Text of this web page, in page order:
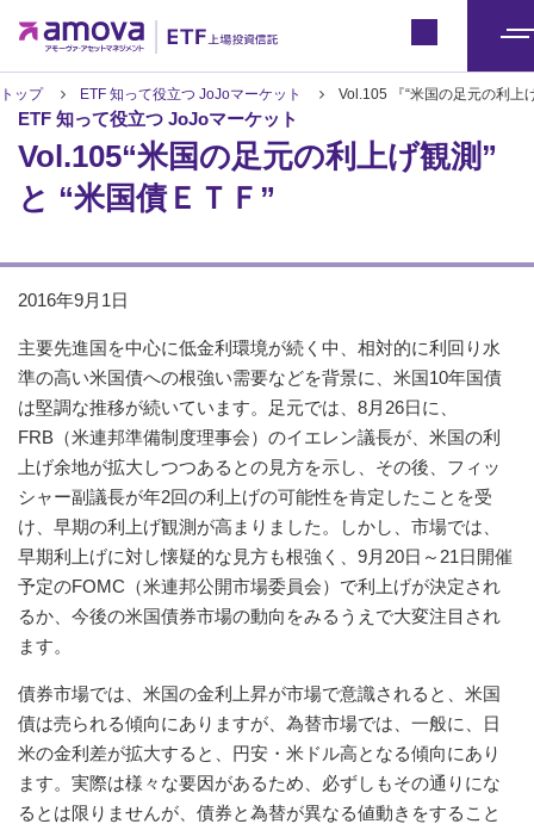
ETFトップ
ニ
トップ ETF 知って役立つ JoJoマーケット Vol.105 『“米国の足元の利上
ETF 知って役立つ JoJoマーケット
Vol.105“米国の足元の利上げ観測”
と “米国債ＥＴＦ”
2016年9月1日
主要先進国を中心に低金利環境が続く中、相対的に利回り水
準の高い米国債への根強い需要などを背景に、米国10年国債
は堅調な推移が続いています。足元では、8月26日に、
FRB（米連邦準備制度理事会）のイエレン議長が、米国の利
上げ余地が拡大しつつあるとの見方を示し、その後、フィッ
シャー副議長が年2回の利上げの可能性を肯定したことを受
け、早期の利上げ観測が高まりました。しかし、市場では、
早期利上げに対し懐疑的な見方も根強く、9月20日～21日開催
予定のFOMC（米連邦公開市場委員会）で利上げが決定され
るか、今後の米国債券市場の動向をみるうえで大変注目され
ます。
債券市場では、米国の金利上昇が市場で意識されると、米国
債は売られる傾向にありますが、為替市場では、一般に、日
米の金利差が拡大すると、円安・米ドル高となる傾向にあり
ます。実際は様々な要因があるため、必ずしもその通りにな
るとは限りませんが、債券と為替が異なる値動きをすること